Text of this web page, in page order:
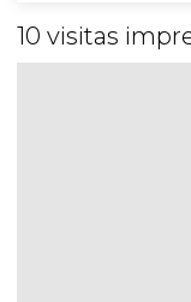
10 visitas